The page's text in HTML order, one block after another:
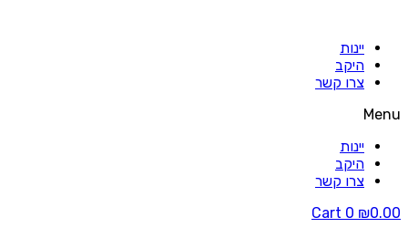
יינות
היקב
צרו קשר
Menu
יינות
היקב
צרו קשר
₪0.00
0
Cart